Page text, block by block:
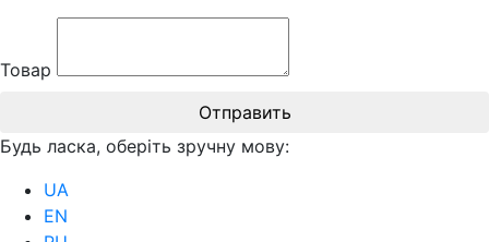
Товар
Отправить
Будь ласка, оберіть зручну мову:
UA
EN